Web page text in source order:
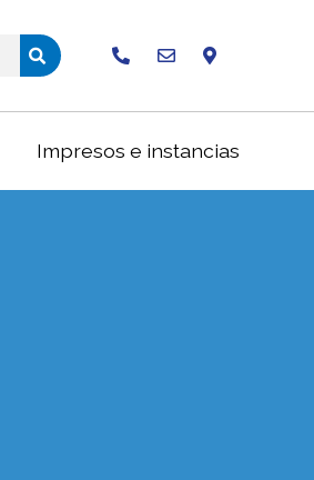
Impresos e instancias